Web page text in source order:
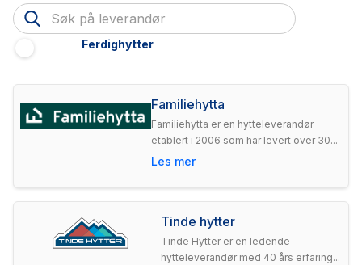
Ferdighytter
Familiehytta
Familiehytta er en hytteleverandør
etablert i 2006 som har levert over 30...
Les mer
Tinde hytter
Tinde Hytter er en ledende
hytteleverandør med 40 års erfaring...